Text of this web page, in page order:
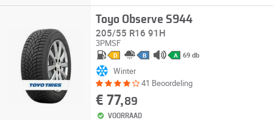
Toyo Observe S944
205/55 R16 91H
3PMSF
D B A 69 db
Winter
41 Beoordeling
€ 77,89
VOORRAAD